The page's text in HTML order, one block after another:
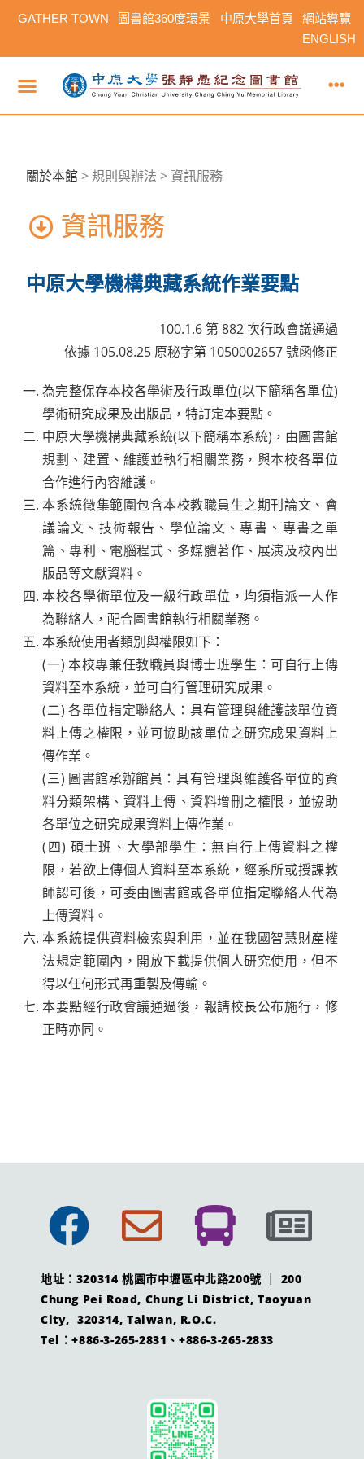
GATHER TOWN 圖書館360度環景 中原大學首頁
網站導覽
ENGLISH
關於本館 >規則與辦法 > 資訊服務
資訊服務
中原大學機構典藏系統作業要點
100.1.6 第 882 次行政會議通過
依據 105.08.25 原秘字第 1050002657 號函修正
為完整保存本校各學術及行政單位(以下簡稱各單位)
學術研究成果及出版品，特訂定本要點。
中原大學機構典藏系統(以下簡稱本系統)，由圖書館
規劃、建置、維護並執行相關業務，與本校各單位
合作進行內容維護。
本系統徵集範圍包含本校教職員生之期刊論文、會
議論文、技術報告、學位論文、專書、專書之單
篇、專利、電腦程式、多媒體著作、展演及校內出
版品等文獻資料。
本校各學術單位及一級行政單位，均須指派一人作
為聯絡人，配合圖書館執行相關業務。
本系統使用者類別與權限如下：
(一) 本校專兼任教職員與博士班學生：可自行上傳
資料至本系統，並可自行管理研究成果。
(二) 各單位指定聯絡人：具有管理與維護該單位資
料上傳之權限，並可協助該單位之研究成果資料上
傳作業。
(三) 圖書館承辦館員：具有管理與維護各單位的資
料分類架構、資料上傳、資料增刪之權限，並協助
各單位之研究成果資料上傳作業。
(四) 碩士班、大學部學生：無自行上傳資料之權
限，若欲上傳個人資料至本系統，經系所或授課教
師認可後，可委由圖書館或各單位指定聯絡人代為
上傳資料。
本系統提供資料檢索與利用，並在我國智慧財產權
法規定範圍內，開放下載提供個人研究使用，但不
得以任何形式再重製及傳輸。
本要點經行政會議通過後，報請校長公布施行，修
正時亦同。
地址：320314 桃園市中壢區中北路200號 ｜ 200
Chung Pei Road, Chung Li District, Taoyuan
City, 320314, Taiwan, R.O.C.
Tel：+886-3-265-2831、+886-3-265-2833